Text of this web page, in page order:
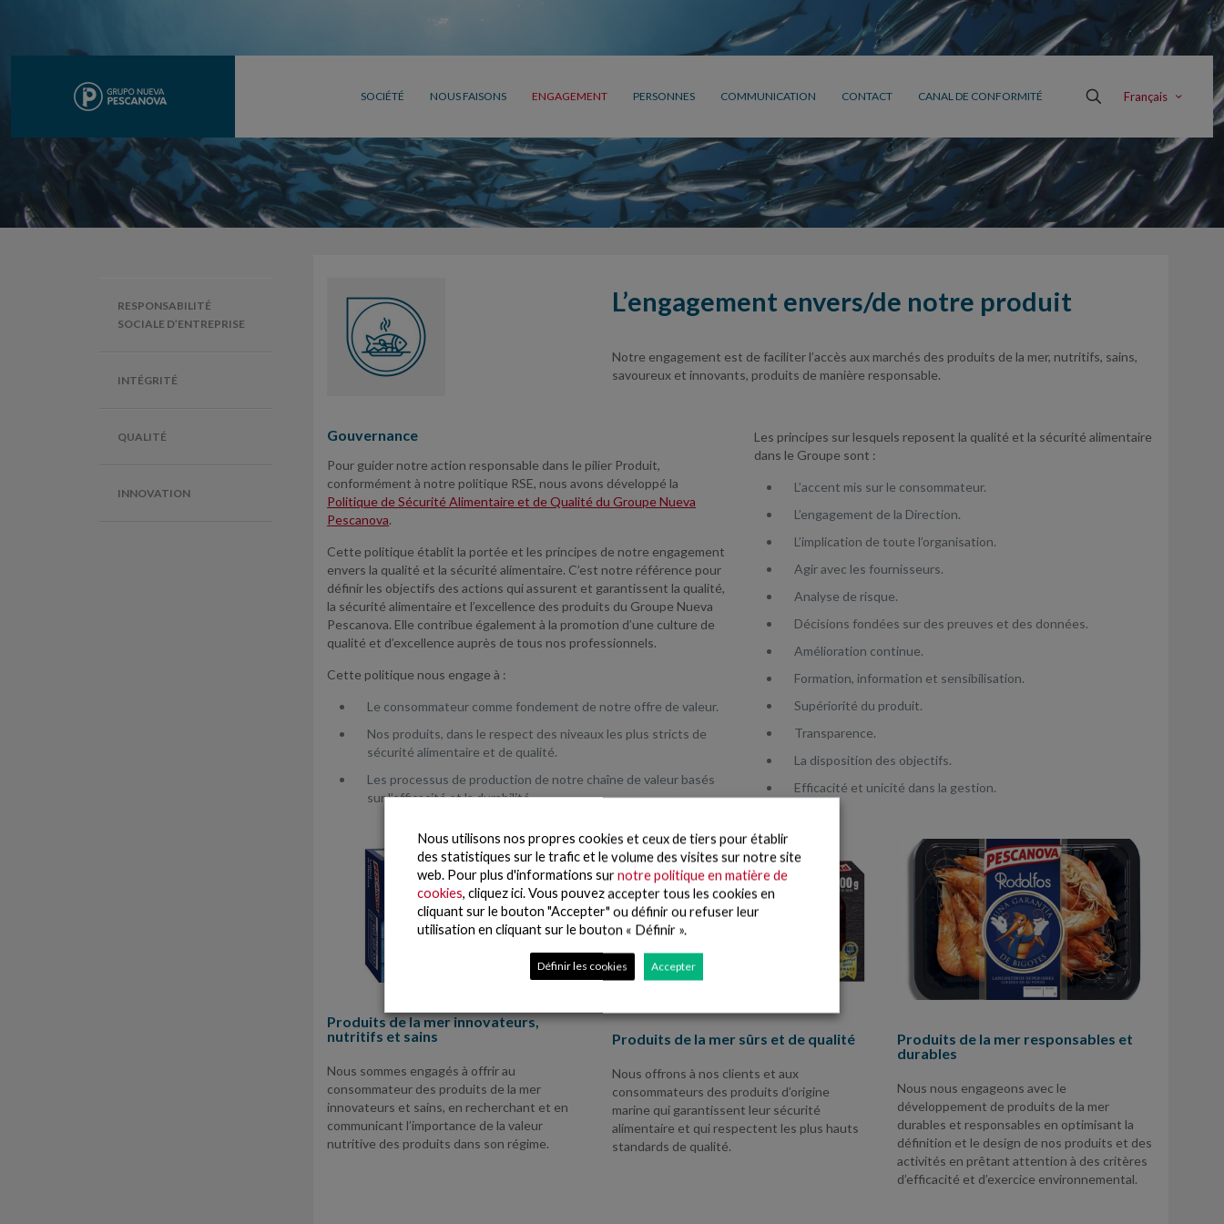
SOCIÉTÉ NOUS FAISONS ENGAGEMENT PERSONNES COMMUNICATION CONTACT CANAL DE CONFORMITÉ Français
L’engagement envers/de notre produit
Notre engagement est de faciliter l’accès aux marchés des produits de la mer, nutritifs, sains,
savoureux et innovants, produits de manière responsable.
Gouvernance
Pour guider notre action responsable dans le pilier Produit,
conformément à notre politique RSE, nous avons développé la
Politique de Sécurité Alimentaire et de Qualité du Groupe Nueva
Pescanova.
Cette politique établit la portée et les principes de notre engagement
envers la qualité et la sécurité alimentaire. C’est notre référence pour
définir les objectifs des actions qui assurent et garantissent la qualité,
la sécurité alimentaire et l’excellence des produits du Groupe Nueva
Pescanova. Elle contribue également à la promotion d’une culture de
qualité et d’excellence auprès de tous nos professionnels.
Cette politique nous engage à :
Le consommateur comme fondement de notre offre de valeur.
Nos produits, dans le respect des niveaux les plus stricts de
sécurité alimentaire et de qualité.
Les processus de production de notre chaîne de valeur basés
sur l’efficacité et la durabilité.
Les principes sur lesquels reposent la qualité et la sécurité alimentaire
dans le Groupe sont :
L’accent mis sur le consommateur.
L’engagement de la Direction.
L’implication de toute l’organisation.
Agir avec les fournisseurs.
Analyse de risque.
Décisions fondées sur des preuves et des données.
Amélioration continue.
Formation, information et sensibilisation.
Supériorité du produit.
Transparence.
La disposition des objectifs.
Efficacité et unicité dans la gestion.
Produits de la mer innovateurs,
nutritifs et sains
Nous sommes engagés à offrir au
consommateur des produits de la mer
innovateurs et sains, en recherchant et en
communicant l’importance de la valeur
nutritive des produits dans son régime.
Produits de la mer sûrs et de qualité
Nous offrons à nos clients et aux
consommateurs des produits d’origine
marine qui garantissent leur sécurité
alimentaire et qui respectent les plus hauts
standards de qualité.
Produits de la mer responsables et
durables
Nous nous engageons avec le
développement de produits de la mer
durables et responsables en optimisant la
définition et le design de nos produits et des
activités en prêtant attention à des critères
d’efficacité et d’exercice environnemental.
RESPONSABILITÉ
SOCIALE D’ENTREPRISE
INTÉGRITÉ
QUALITÉ
INNOVATION
Nous utilisons nos propres cookies et ceux de tiers pour établir
des statistiques sur le trafic et le volume des visites sur notre site
web. Pour plus d'informations sur notre politique en matière de
cookies, cliquez ici. Vous pouvez accepter tous les cookies en
cliquant sur le bouton "Accepter" ou définir ou refuser leur
utilisation en cliquant sur le bouton « Définir ».
Définir les cookies Accepter